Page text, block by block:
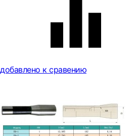
добавлено к сравению